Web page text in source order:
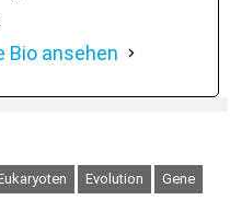
Bio ansehen
Evolution Gene